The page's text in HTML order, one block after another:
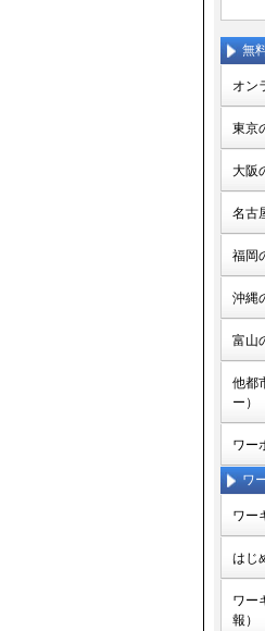
無
オン
東京
大阪
名古
福岡
沖縄
富山
他都
ー）
ワー
ワ
ワー
はじ
ワー
報）